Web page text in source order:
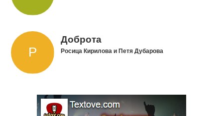
Доброта
Росица Кирилова и Петя Дубарова